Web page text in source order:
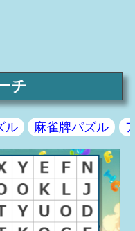
チ
ル 麻雀牌パズル